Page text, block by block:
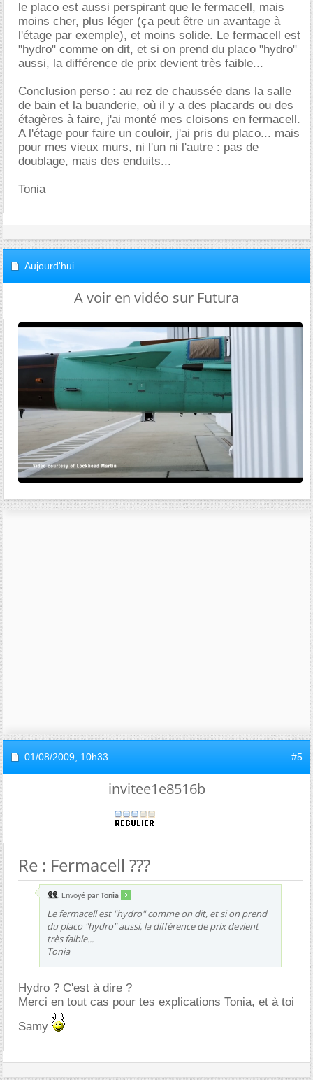
le placo est aussi perspirant que le fermacell, mais
moins cher, plus léger (ça peut être un avantage à
l'étage par exemple), et moins solide. Le fermacell est
"hydro" comme on dit, et si on prend du placo "hydro"
aussi, la différence de prix devient très faible...
Conclusion perso : au rez de chaussée dans la salle
de bain et la buanderie, où il y a des placards ou des
étagères à faire, j'ai monté mes cloisons en fermacell.
A l'étage pour faire un couloir, j'ai pris du placo... mais
pour mes vieux murs, ni l'un ni l'autre : pas de
doublage, mais des enduits...
Tonia
Aujourd'hui
A voir en vidéo sur Futura
01/08/2009, 10h33 #5
invitee1e8516b
Re : Fermacell ???
Envoyé par Tonia
Le fermacell est "hydro" comme on dit, et si on prend
du placo "hydro" aussi, la différence de prix devient
très faible...
Tonia
Hydro ? C'est à dire ?
Merci en tout cas pour tes explications Tonia, et à toi
Samy